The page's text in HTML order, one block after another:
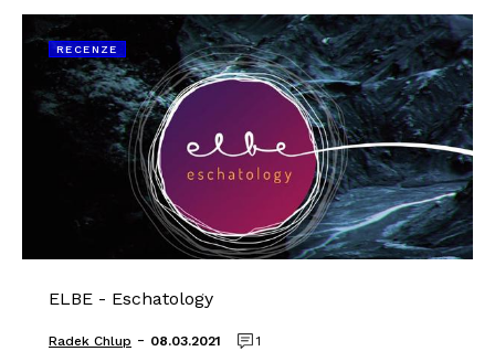
RECENZE
ELBE - Eschatology
Radek Chlup - 08.03.2021 1